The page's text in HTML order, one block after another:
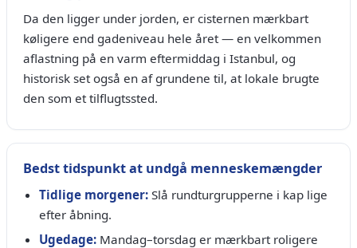
Da den ligger under jorden, er cisternen mærkbart
køligere end gadeniveau hele året — en velkommen
aflastning på en varm eftermiddag i Istanbul, og
historisk set også en af grundene til, at lokale brugte
den som et tilflugtssted.
Bedst tidspunkt at undgå menneskemængder
Tidlige morgener: Slå rundturgrupperne i kap lige
efter åbning.
Ugedage: Mandag–torsdag er mærkbart roligere